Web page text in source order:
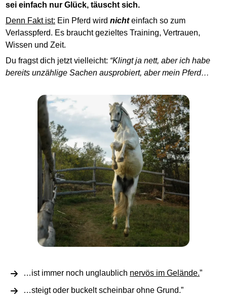
sei einfach nur Glück, täuscht sich.
Denn Fakt ist: Ein Pferd wird nichteinfach so zum
Verlasspferd. Es braucht gezieltes Training, Vertrauen,
Wissen und Zeit.
Du fragst dich jetzt vielleicht: “Klingt ja nett, aber ich habe
bereits unzählige Sachen ausprobiert, aber mein Pferd…
…ist immer noch unglaublich nervös im Gelände.”
…steigt oder buckelt scheinbar ohne Grund.”